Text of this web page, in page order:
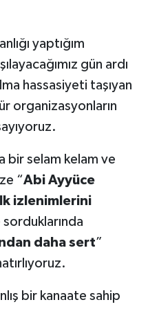
yaptığım
gün ardı
hassasiyeti taşıyan
organizasyonların
bir selam kelam ve
“Abi Ayyüce
izlenimlerini
daha sert”
bir kanaate sahip